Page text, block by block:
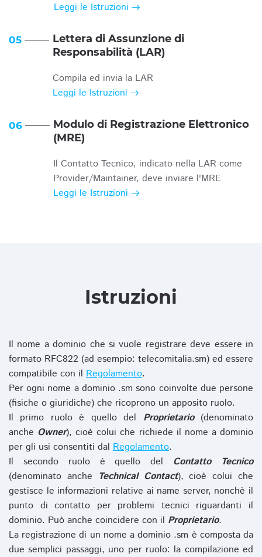
Leggi le Istruzioni
05
Lettera di Assunzione di
Responsabilità (LAR)
Compila ed invia la LAR
Leggi le Istruzioni
06
Modulo di Registrazione Elettronico
(MRE)
Il Contatto Tecnico, indicato nella LAR come
Provider/Maintainer, deve inviare l'MRE
Leggi le Istruzioni
Istruzioni
Il nome a dominio che si vuole registrare deve essere in
formato RFC822 (ad esempio: telecomitalia.sm) ed essere
compatibile con il Regolamento.
Per ogni nome a dominio .sm sono coinvolte due persone
(fisiche o giuridiche) che ricoprono un apposito ruolo.
Il primo ruolo è quello del Proprietario(denominato
anche Owner), cioè colui che richiede il nome a dominio
per gli usi consentiti dal Regolamento.
Il secondo ruolo è quello del Contatto Tecnico
(denominato anche Technical Contact), cioè colui che
gestisce le informazioni relative ai name server, nonchè il
punto di contatto per problemi tecnici riguardanti il
dominio. Può anche coincidere con il Proprietario.
La registrazione di un nome a dominio .sm è composta da
due semplici passaggi, uno per ruolo: la compilazione ed